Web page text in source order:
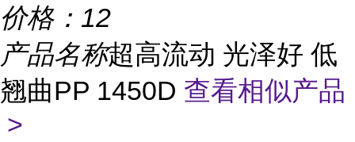
价格： 12
产品名称超高流动 光泽好 低
翘曲PP 1450D 查看相似产品
>